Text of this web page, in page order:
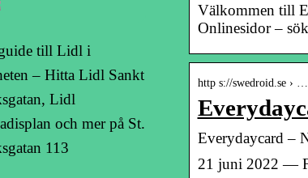
Välkommen till
Onlinesidor –
http s://swedroid.se ›
Everydaycard –
21 juni 2022 —
till Lidl i
– Hitta Lidl Sankt
Lidl
och mer på St.
113